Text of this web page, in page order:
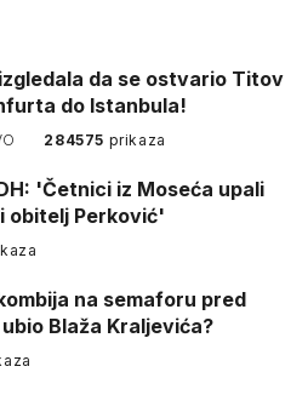
da se ostvario Titov
do Istanbula!
284575 prikaza
'Četnici iz Moseća upali
obitelj Perković'
na semaforu pred
Blaža Kraljevića?